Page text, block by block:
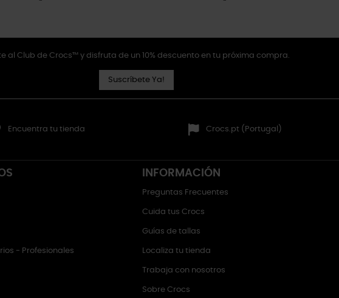
al Club de Crocs™ y disfruta de un 10% descuento en tu próxima compra.
Suscríbete Ya!
Encuentra tu tienda Crocs.pt (Portugal)
- Profesionales
INFORMACIÓN
Preguntas Frecuentes
Cuida tus Crocs
Guías de tallas
Localiza tu tienda
Trabaja con nosotros
Sobre Crocs